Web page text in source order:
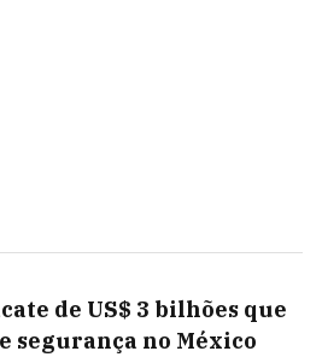
de US$ 3 bilhões que
segurança no México